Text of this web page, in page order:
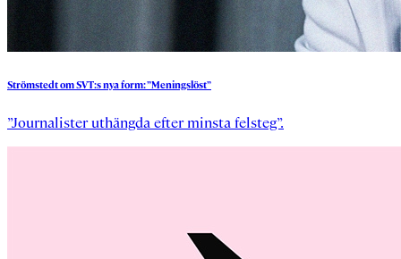
StrömstedtomSVT:snyaform:”Meningslöst”
”Journalister uthängda efter minsta felsteg”.